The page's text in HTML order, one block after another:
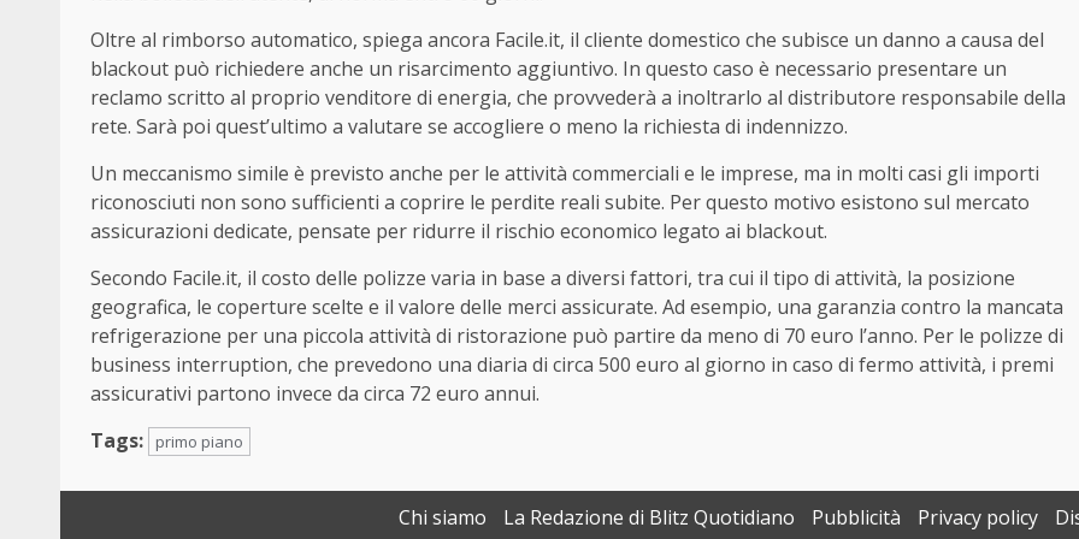
Oltre al rimborso automatico, spiega ancora Facile.it, il cliente domestico che subisce un danno a causa del
blackout può richiedere anche un risarcimento aggiuntivo. In questo caso è necessario presentare un
reclamo scritto al proprio venditore di energia, che provvederà a inoltrarlo al distributore responsabile della
rete. Sarà poi quest’ultimo a valutare se accogliere o meno la richiesta di indennizzo.
Un meccanismo simile è previsto anche per le attività commerciali e le imprese, ma in molti casi gli importi
riconosciuti non sono sufficienti a coprire le perdite reali subite. Per questo motivo esistono sul mercato
assicurazioni dedicate, pensate per ridurre il rischio economico legato ai blackout.
Secondo Facile.it, il costo delle polizze varia in base a diversi fattori, tra cui il tipo di attività, la posizione
geografica, le coperture scelte e il valore delle merci assicurate. Ad esempio, una garanzia contro la mancata
refrigerazione per una piccola attività di ristorazione può partire da meno di 70 euro l’anno. Per le polizze di
business interruption, che prevedono una diaria di circa 500 euro al giorno in caso di fermo attività, i premi
assicurativi partono invece da circa 72 euro annui.
Tags:
primo piano
Chi siamo La Redazione di Blitz Quotidiano Pubblicità Privacy policy